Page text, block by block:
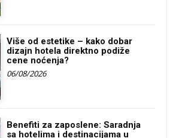
Više od estetike – kako dobar
dizajn hotela direktno podiže
cene noćenja?
06/08/2026
Benefiti za zaposlene: Saradnja
sa hotelima i destinacijama u